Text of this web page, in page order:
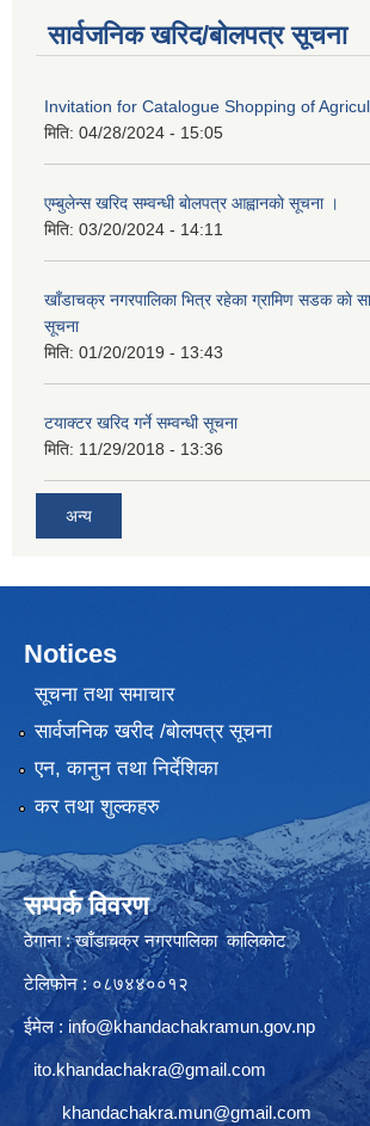
सार्वजनिक खरिद/बोलपत्र सूचना
Invitation for Catalogue Shopping of
मिति: 04/28/2024 - 15:05
एम्बुलेन्स खरिद सम्वन्धी बाेलपत्र आह्वानकाे सूचना ।
मिति: 03/20/2024 - 14:11
खाँडाचक्र नगरपालिका भित्र रहेका ग्रामिण सडक काे
सूचना
मिति: 01/20/2019 - 13:43
टयाक्टर खरिद गर्ने सम्वन्धी सूचना
मिति: 11/29/2018 - 13:36
अन्य
Notices
सूचना तथा समाचार
सार्वजनिक खरीद /बोलपत्र सूचना
एन, कानुन तथा निर्देशिका
कर तथा शुल्कहरु
सम्पर्क विवरण
ठेगाना : खाँडाचक्र नगरपालिका कालिकाेट
टेलिफोन : ०८७४४००१२
ईमेल : info@khandachakramun.gov.np
ito.khandachakra@gmail.com
khandachakra.mun@gmail.com